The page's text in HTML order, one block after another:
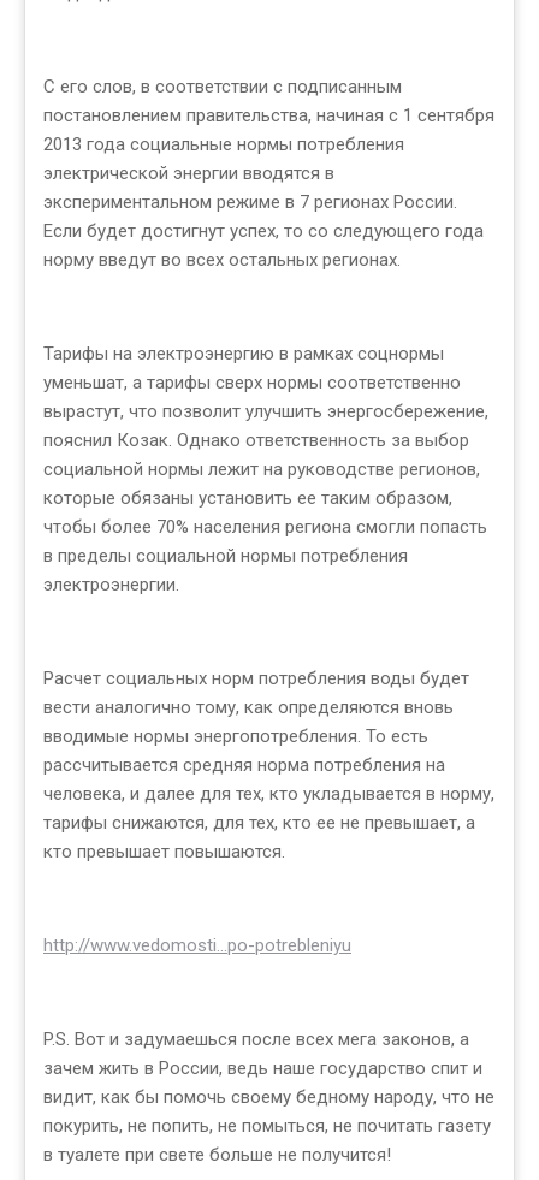
С его слов, в соответствии с подписанным
постановлением правительства, начиная с 1 сентября
2013 года социальные нормы потребления
электрической энергии вводятся в
экспериментальном режиме в 7 регионах России.
Если будет достигнут успех, то со следующего года
норму введут во всех остальных регионах.
Тарифы на электроэнергию в рамках соцнормы
уменьшат, а тарифы сверх нормы соответственно
вырастут, что позволит улучшить энергосбережение,
пояснил Козак. Однако ответственность за выбор
социальной нормы лежит на руководстве регионов,
которые обязаны установить ее таким образом,
чтобы более 70% населения региона смогли попасть
в пределы социальной нормы потребления
электроэнергии.
Расчет социальных норм потребления воды будет
вести аналогично тому, как определяются вновь
вводимые нормы энергопотребления. То есть
рассчитывается средняя норма потребления на
человека, и далее для тех, кто укладывается в норму,
тарифы снижаются, для тех, кто ее не превышает, а
кто превышает повышаются.
http://www.vedomosti...po-potrebleniyu
P.S. Вот и задумаешься после всех мега законов, а
зачем жить в России, ведь наше государство спит и
видит, как бы помочь своему бедному народу, что не
покурить, не попить, не помыться, не почитать газету
в туалете при свете больше не получится!